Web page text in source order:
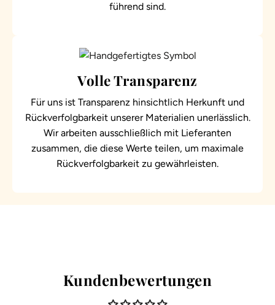
führend sind.
Volle Transparenz
Für uns ist Transparenz hinsichtlich Herkunft und
Rückverfolgbarkeit unserer Materialien unerlässlich.
Wir arbeiten ausschließlich mit Lieferanten
zusammen, die diese Werte teilen, um maximale
Rückverfolgbarkeit zu gewährleisten.
Kundenbewertungen